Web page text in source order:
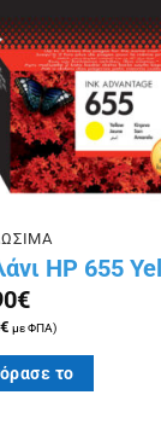
HP 655
€
€ με ΦΠΑ)
το